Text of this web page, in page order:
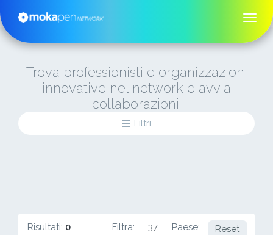
Trova professionisti e organizzazioni
innovative nel network e avvia
collaborazioni.
Filtri
Risultati: 0 Filtra: 37 Paese: NG
Reset